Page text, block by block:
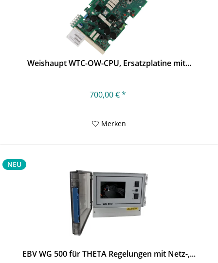
Weishaupt WTC-OW-CPU, Ersatzplatine mit...
700,00 € *
Merken
NEU
EBV WG 500 für THETA Regelungen mit Netz-,...